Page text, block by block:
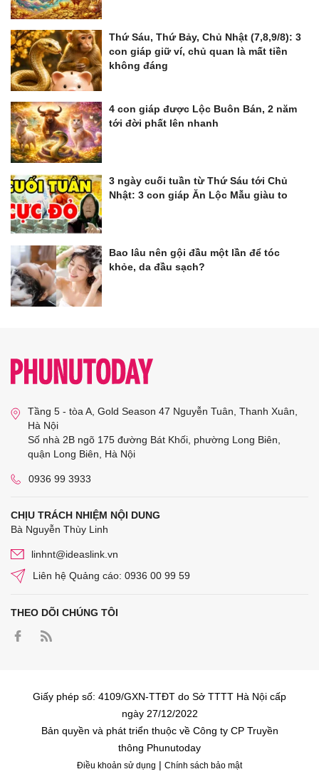
Thứ Sáu, Thứ Bảy, Chủ Nhật (7,8,9/8): 3
con giáp giữ ví, chủ quan là mất tiền
không đáng
4 con giáp được Lộc Buôn Bán, 2 năm
tới đời phất lên nhanh
3 ngày cuối tuần từ Thứ Sáu tới Chủ
Nhật: 3 con giáp Ăn Lộc Mẫu giàu to
Bao lâu nên gội đầu một lần để tóc
khỏe, da đầu sạch?
Tầng 5 - tòa A, Gold Season 47 Nguyễn Tuân, Thanh Xuân,
Hà Nội
Số nhà 2B ngõ 175 đường Bát Khối, phường Long Biên,
quận Long Biên, Hà Nội
0936 99 3933
CHỊU TRÁCH NHIỆM NỘI DUNG
Bà Nguyễn Thùy Linh
linhnt@ideaslink.vn
Liên hệ Quảng cáo: 0936 00 99 59
THEO DÕI CHÚNG TÔI
Giấy phép số: 4109/GXN-TTĐT do Sở TTTT Hà Nội cấp
ngày 27/12/2022
Bản quyền và phát triển thuộc về Công ty CP Truyền
thông Phunutoday
Điều khoản sử dụng | Chính sách bảo mật